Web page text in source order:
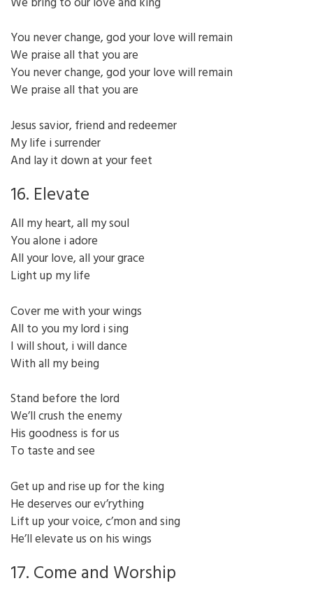
You never change, god your love will remain
We praise all that you are
You never change, god your love will remain
We praise all that you are
Jesus savior, friend and redeemer
My life i surrender
And lay it down at your feet
16. Elevate
All my heart, all my soul
You alone i adore
All your love, all your grace
Light up my life
Cover me with your wings
All to you my lord i sing
I will shout, i will dance
With all my being
Stand before the lord
We’ll crush the enemy
His goodness is for us
To taste and see
Get up and rise up for the king
He deserves our ev’rything
Lift up your voice, c’mon and sing
He’ll elevate us on his wings
17. Come and Worship